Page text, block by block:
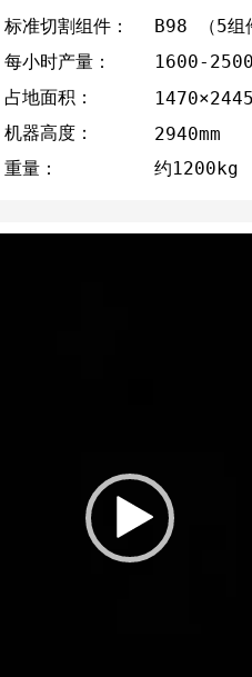
标准切割组件：
B98 （5组
每小时产量：
1600-2500
占地面积：
机器高度：
2940mm
重量：
约1200kg